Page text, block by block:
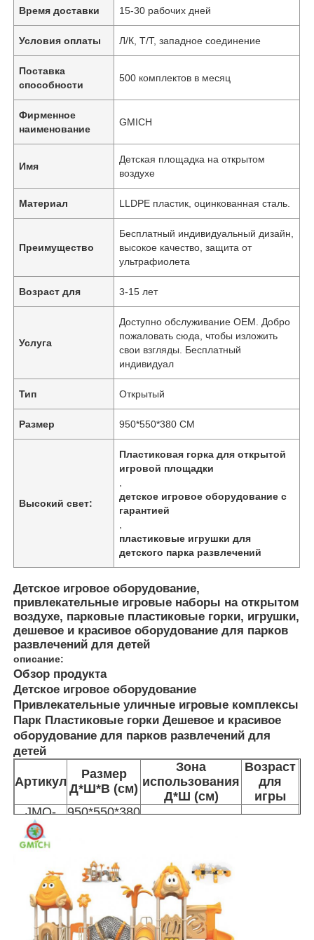
Домой
Продукты
О нас
Экскурсия по заводу
Контроль качества
Свяжитесь с нами
Новости
Время доставки 15-30 рабочих дней
Условия оплаты Л/К, Т/Т, западное соединение
Поставка
способности
500 комплектов в месяц
Фирменное
наименование
GMICH
Имя
Детская площадка на открытом
воздухе
Материал LLDPE пластик, оцинкованная сталь.
Преимущество
Бесплатный индивидуальный дизайн,
высокое качество, защита от
ультрафиолета
Возраст для 3-15 лет
Услуга
Доступно обслуживание OEM. Добро
пожаловать сюда, чтобы изложить
свои взгляды. Бесплатный
индивидуал
Тип Открытый
Размер 950*550*380 СМ
Высокий свет:
Пластиковая горка для открытой
игровой площадки
детское игровое оборудование с
гарантией
пластиковые игрушки для
детского парка развлечений
Детское игровое оборудование,
привлекательные игровые наборы на открытом
воздухе, парковые пластиковые горки, игрушки,
дешевое и красивое оборудование для парков
развлечений для детей
описание:
Обзор продукта
Детское игровое оборудование
Привлекательные уличные игровые комплексы
Парк Пластиковые горки Дешевое и красивое
оборудование для парков развлечений для
детей
Артикул
Размер
Д*Ш*В (см)
Зона
использования
Д*Ш (см)
Возраст
для
игры
JMQ-
12402
950*550*380
1400*1000 см 3-15 лет